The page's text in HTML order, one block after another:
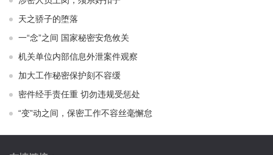
天之骄子的堕落
一“念”之间 国家秘密安危攸关
机关单位内部信息外泄案件观察
加大工作秘密保护刻不容缓
密件经手责任重 切勿违规受惩处
“变”动之间，保密工作不容丝毫懈怠